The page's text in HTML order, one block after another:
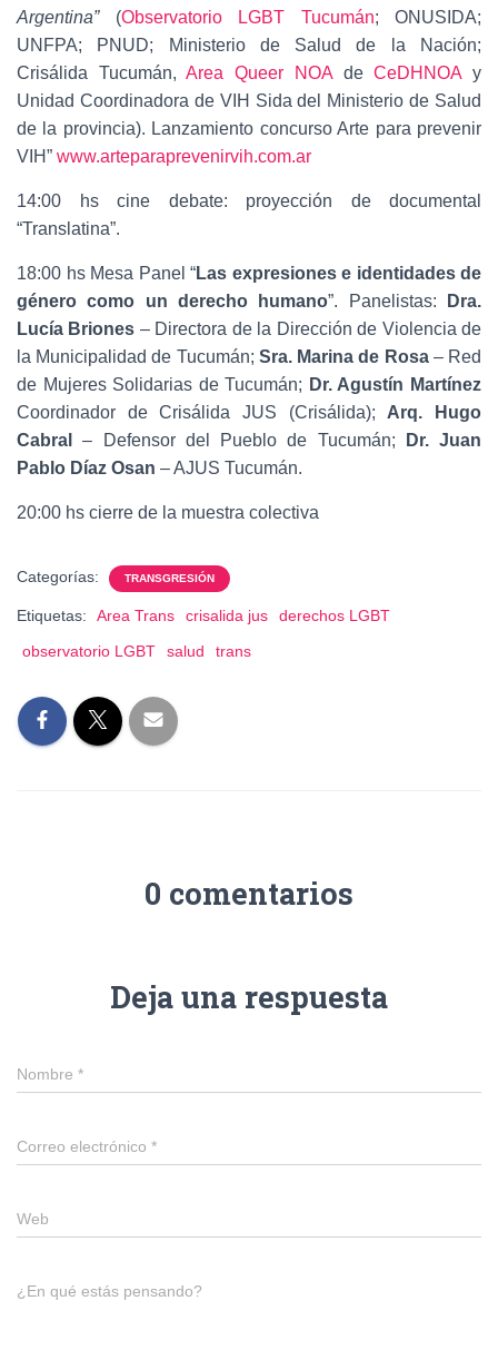
Argentina”(Observatorio LGBT Tucumán; ONUSIDA;
UNFPA; PNUD; Ministerio de Salud de la Nación;
Crisálida Tucumán,Area Queer NOAdeCeDHNOA y
Unidad Coordinadora de VIH Sida del Ministerio de Salud
de la provincia). Lanzamiento concurso Arte para prevenir
VIH” www.arteparaprevenirvih.com.ar
14:00 hs cine debate: proyección de documental
“Translatina”.
18:00 hs Mesa Panel “Las expresiones e identidades de
género como un derecho humano”. Panelistas:
Dra.
Lucía Briones – Directora de la Dirección de Violencia de
la Municipalidad de Tucumán; Sra. Marina de Rosa– Red
de Mujeres Solidarias de Tucumán; Dr. Agustín Martínez
Coordinador de Crisálida JUS (Crisálida); Arq. Hugo
Cabral
– Defensor del Pueblo de Tucumán;
Dr. Juan
Pablo Díaz Osan – AJUS Tucumán.
20:00 hs cierre de la muestra colectiva
Categorías: TRANSGRESIÓN
Etiquetas: Area Trans crisalida jus
derechos LGBT
observatorio LGBT
salud trans
0 comentarios
Deja una respuesta
Nombre *
Correo electrónico *
Web
¿En qué estás pensando?